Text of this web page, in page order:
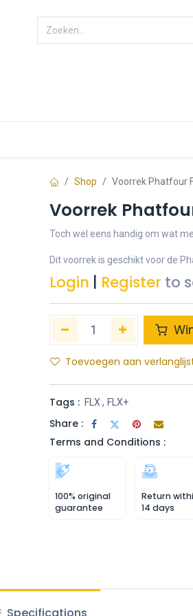
Shop Voorrek Phatfour
Voorrek
Toch wel eens handig om wat
Dit voorrek is geschikt voor de
Login Register to
Toevoegen aan
Tags : FLX , FLX+
Share :
Terms and Conditions :
100% original
guarantee
Return
14 days